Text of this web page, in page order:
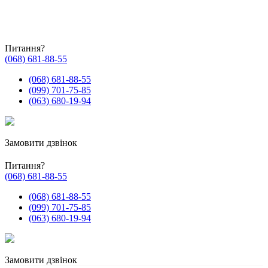
Питання?
(068) 681-88-55
(068) 681-88-55
(099) 701-75-85
(063) 680-19-94
Замовити дзвінок
Питання?
(068) 681-88-55
(068) 681-88-55
(099) 701-75-85
(063) 680-19-94
Замовити дзвінок